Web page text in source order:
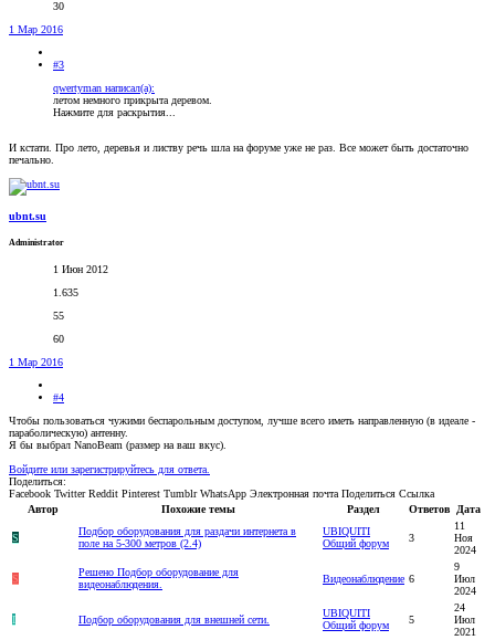
30
1 Мар 2016
#3
qwertyman написал(а):
летом немного прикрыта деревом.
Нажмите для раскрытия...
И кстати. Про лето, деревья и листву речь шла на форуме уже не раз. Все может быть достаточно
печально.
ubnt.su
Administrator
1 Июн 2012
1.635
55
60
1 Мар 2016
#4
Чтобы пользоваться чужими беспарольным доступом, лучше всего иметь направленную (в идеале -
параболическую) антенну.
Я бы выбрал NanoBeam (размер на ваш вкус).
Войдите или зарегистрируйтесь для ответа.
Поделиться:
Facebook Twitter Reddit Pinterest Tumblr WhatsApp Электронная почта Поделиться Ссылка
Автор
Похожие темы Раздел Ответов Дата
S
Подбор оборудования для раздачи интернета в
поле на 5-300 метров (2.4)
UBIQUITI
Общий форум
3
11
Ноя
2024
S
Решено Подбор оборудование для
видеонаблюдения.
Видеонаблюдение 6
9
Июл
2024
I Подбор оборудования для внешней сети.
UBIQUITI
Общий форум
5
24
Июл
2021